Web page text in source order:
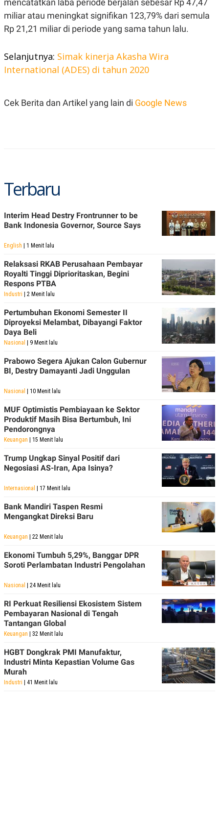
mencatatkan laba periode berjalan sebesar Rp 47,47
miliar atau meningkat signifikan 123,79% dari semula
Rp 21,21 miliar di periode yang sama tahun lalu.
Selanjutnya: Simak kinerja Akasha Wira
International (ADES) di tahun 2020
Cek Berita dan Artikel yang lain di Google News
Terbaru
Interim Head Destry Frontrunner to be
Bank Indonesia Governor, Source Says
English | 1 Menit lalu
Relaksasi RKAB Perusahaan Pembayar
Royalti Tinggi Diprioritaskan, Begini
Respons PTBA
Industri | 2 Menit lalu
Pertumbuhan Ekonomi Semester II
Diproyeksi Melambat, Dibayangi Faktor
Daya Beli
Nasional | 9 Menit lalu
Prabowo Segera Ajukan Calon Gubernur
BI, Destry Damayanti Jadi Unggulan
Nasional | 10 Menit lalu
MUF Optimistis Pembiayaan ke Sektor
Produktif Masih Bisa Bertumbuh, Ini
Pendorongnya
Keuangan | 15 Menit lalu
Trump Ungkap Sinyal Positif dari
Negosiasi AS-Iran, Apa Isinya?
Internasional | 17 Menit lalu
Bank Mandiri Taspen Resmi
Mengangkat Direksi Baru
Keuangan | 22 Menit lalu
Ekonomi Tumbuh 5,29%, Banggar DPR
Soroti Perlambatan Industri Pengolahan
Nasional | 24 Menit lalu
RI Perkuat Resiliensi Ekosistem Sistem
Pembayaran Nasional di Tengah
Tantangan Global
Keuangan | 32 Menit lalu
HGBT Dongkrak PMI Manufaktur,
Industri Minta Kepastian Volume Gas
Murah
Industri | 41 Menit lalu